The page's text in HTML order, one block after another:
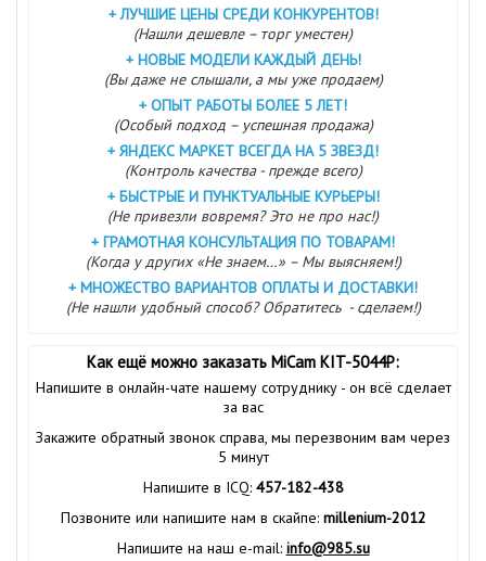
+ ЛУЧШИЕ ЦЕНЫ СРЕДИ КОНКУРЕНТОВ!
(Нашли дешевле – торг уместен)
+ НОВЫЕ МОДЕЛИ КАЖДЫЙ ДЕНЬ!
(Вы даже не слышали, а мы уже продаем)
+ ОПЫТ РАБОТЫ БОЛЕЕ 5 ЛЕТ!
(Особый подход – успешная продажа)
+ ЯНДЕКС МАРКЕТ ВСЕГДА НА 5 ЗВЕЗД!
(Контроль качества - прежде всего)
+ БЫСТРЫЕ И ПУНКТУАЛЬНЫЕ КУРЬЕРЫ!
(Не привезли вовремя? Это не про нас!)
+ ГРАМОТНАЯ КОНСУЛЬТАЦИЯ ПО ТОВАРАМ!
(Когда у других «Не знаем…» – Мы выясняем!)
+ МНОЖЕСТВО ВАРИАНТОВ ОПЛАТЫ И ДОСТАВКИ!
(Не нашли удобный способ? Обратитесь - сделаем!)
Как ещё можно заказать MiCam KIT-5044P:
Напишите в онлайн-чате нашему сотруднику - он всё сделает
за вас
Закажите обратный звонок справа, мы перезвоним вам через
5 минут
Напишите в ICQ: 457-182-438
Позвоните или напишите нам в скайпе: millenium-2012
Напишите на наш e-mail: info@985.su